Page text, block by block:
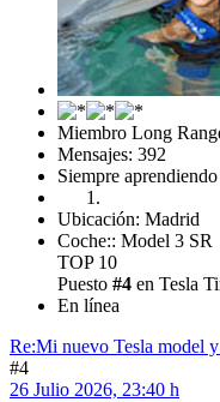
Miembro Long
Mensajes: 392
Siempre aprendiendo
Ubicación: Madrid
Coche:: Model 3 SR
TOP 10
Puesto #4 en Tesla
En línea
Re:Mi nuevo Tesla model
#4
26 Julio 2026, 23:40 h